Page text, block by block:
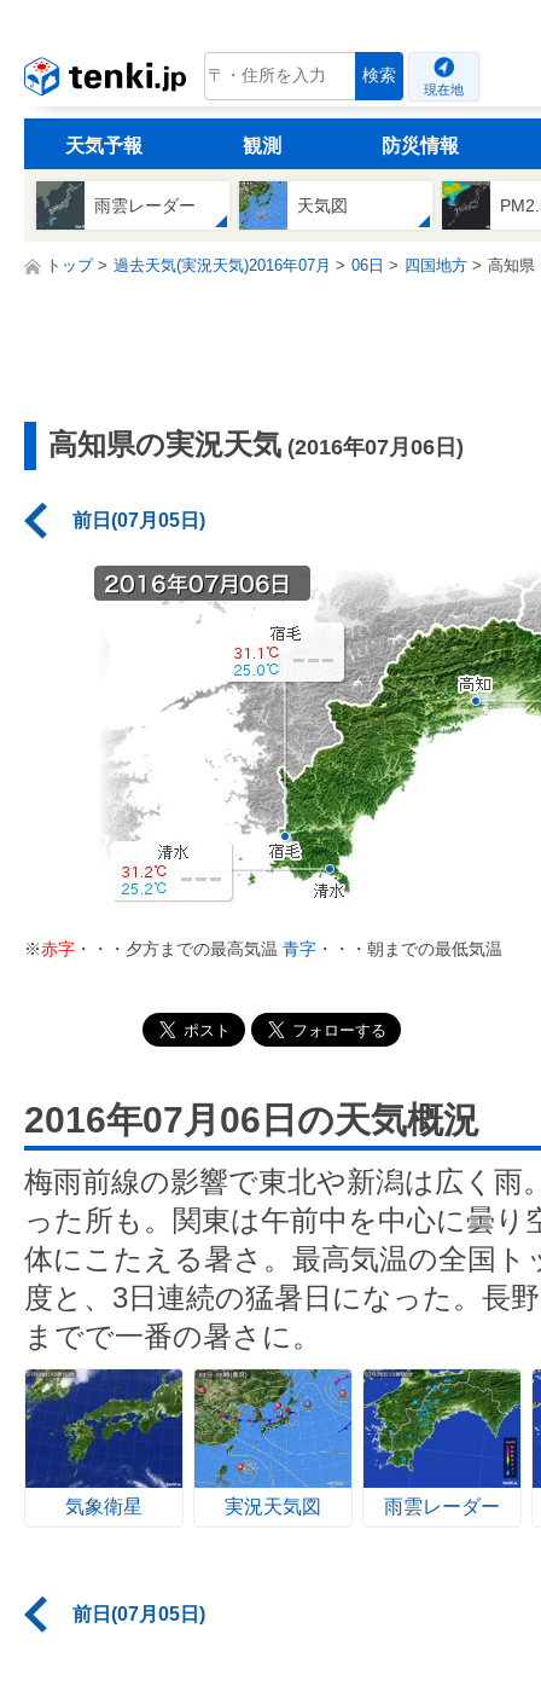
tenki.jp 検索
現在地
天気予報 観測 防災情報
雨雲レーダー 天気図
トップ 過去天気(実況天気)2016年07月 06日 四国地方 高知県
高知県の実況天気 (2016年07月06日)
前日(07月05日)
※赤字 ・・・夕方までの最高気温 青字 ・・・朝までの最低気温
2016年07月06日の天気概況
梅雨前線の影響で東北や新潟は広く雨
った所も。関東は午前中を中心に曇り
体にこたえる暑さ。最高気温の全国ト
度と、3日連続の猛暑日になった。長
までで一番の暑さに。
気象衛星 実況天気図 雨雲レーダー
前日(07月05日)